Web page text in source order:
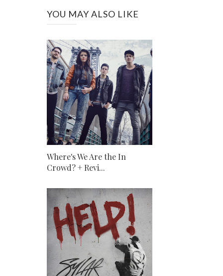
YOU MAY ALSO LIKE
Where's We Are the In
Crowd? + Revi...